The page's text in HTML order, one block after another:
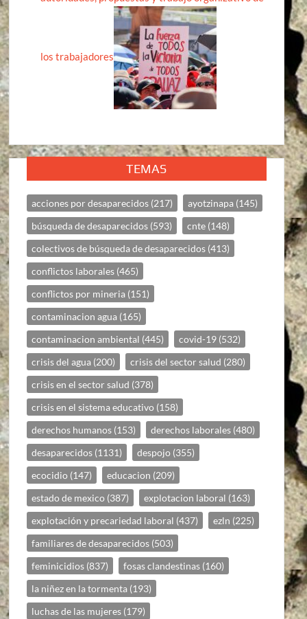
los trabajadores
TEMAS
acciones por desaparecidos (217) ayotzinapa (145)
búsqueda de desaparecidos (593) cnte (148)
colectivos de búsqueda de desaparecidos (413)
conflictos laborales (465)
conflictos por mineria (151)
contaminacion agua (165)
contaminacion ambiental (445) covid-19 (532)
crisis del agua (200) crisis del sector salud (280)
crisis en el sector salud (378)
crisis en el sistema educativo (158)
derechos humanos (153) derechos laborales (480)
desaparecidos (1131) despojo (355)
ecocidio (147) educacion (209)
estado de mexico (387) explotacion laboral (163)
explotación y precariedad laboral (437) ezln (225)
familiares de desaparecidos (503)
feminicidios (837) fosas clandestinas (160)
la niñez en la tormenta (193)
luchas de las mujeres (179)